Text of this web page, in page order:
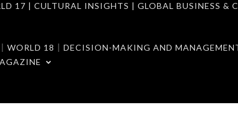
17 | CULTURAL INSIGHTS | GLOBAL BUSINESS &
WORLD 18｜DECISION-MAKING AND